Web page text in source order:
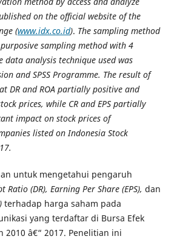
on the official website of the
(www.idx.co.id). The sampling method
sampling method with 4
data analysis technique used was
and SPSS Programme. The result of
DR and ROA partially positive and
prices, while CR and EPS partially
impact on stock prices of
listed on Indonesia Stock
untuk mengetahui pengaruh
Ratio (DR), Earning Per Share (EPS), dan
terhadap harga saham pada
yang terdaftar di Bursa Efek
2010 â€“ 2017. Penelitian ini